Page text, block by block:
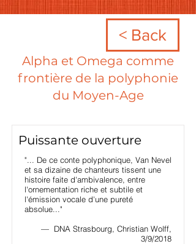
< Back
Alpha et Omega comme
frontière de la polyphonie
du Moyen-Age
Puissante ouverture
"... De ce conte polyphonique, Van Nevel
et sa dizaine de chanteurs tissent une
histoire faite d'ambivalence, entre
l'ornementation riche et subtile et
l'émission vocale d'une pureté
absolue..."
— DNA Strasbourg, Christian Wolff,
3/9/2018